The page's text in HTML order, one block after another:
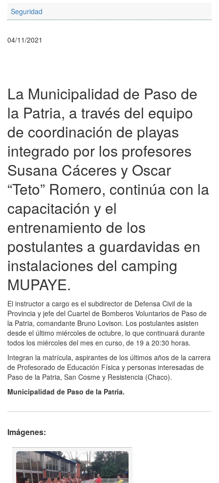
Seguridad
04/11/2021
La Municipalidad de Paso de
la Patria, a través del equipo
de coordinación de playas
integrado por los profesores
Susana Cáceres y Oscar
“Teto” Romero, continúa con la
capacitación y el
entrenamiento de los
postulantes a guardavidas en
instalaciones del camping
MUPAYE.
El instructor a cargo es el subdirector de Defensa Civil de la
Provincia y jefe del Cuartel de Bomberos Voluntarios de Paso de
la Patria, comandante Bruno Lovison. Los postulantes asisten
desde el último miércoles de octubre, lo que continuará durante
todos los miércoles del mes en curso, de 19 a 20:30 horas.
Integran la matrícula, aspirantes de los últimos años de la carrera
de Profesorado de Educación Física y personas interesadas de
Paso de la Patria, San Cosme y Resistencia (Chaco).
Municipalidad de Paso de la Patria.
Imágenes: